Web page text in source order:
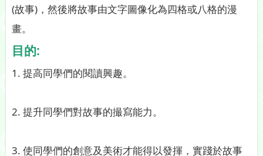
(故事)，然後將故事由文字圖像化為四格或八格的漫
畫。
目的:
1. 提高同學們的閱讀興趣。
2. 提升同學們對故事的撮寫能力。
3. 使同學們的創意及美術才能得以發揮，實踐於故事